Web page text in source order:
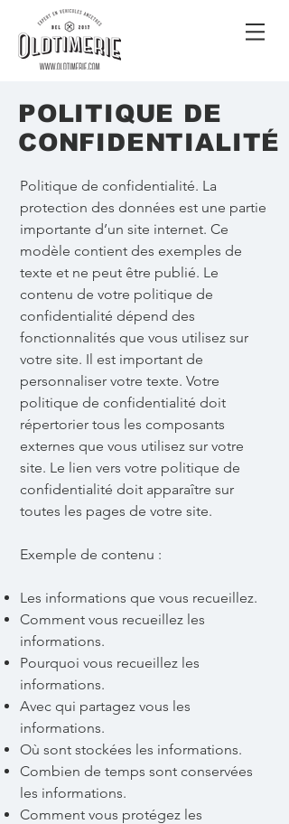
POLITIQUE DE
CONFIDENTIALITÉ
Politique de confidentialité. La
protection des données est une partie
importante d’un site internet. Ce
modèle contient des exemples de
texte et ne peut être publié. Le
contenu de votre politique de
confidentialité dépend des
fonctionnalités que vous utilisez sur
votre site. Il est important de
personnaliser votre texte. Votre
politique de confidentialité doit
répertorier tous les composants
externes que vous utilisez sur votre
site. Le lien vers votre politique de
confidentialité doit apparaître sur
toutes les pages de votre site.
Exemple de contenu :
Les informations que vous recueillez.
Comment vous recueillez les
informations.
Pourquoi vous recueillez les
informations.
Avec qui partagez vous les
informations.
Où sont stockées les informations.
Combien de temps sont conservées
les informations.
Comment vous protégez les